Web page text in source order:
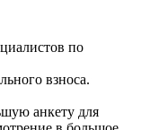
по
взноса.
анкету для